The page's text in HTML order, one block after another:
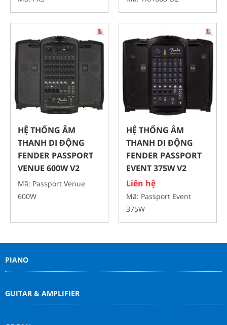
HỆ THỐNG ÂM
THANH DI ĐỘNG
FENDER PASSPORT
VENUE 600W V2
Mã: Passport Venue
600W
HỆ THỐNG ÂM
THANH DI ĐỘNG
FENDER PASSPORT
EVENT 375W V2
Liên hệ
Mã: Passport Event
375W
PIANO
GUITAR & AMPLIFIER